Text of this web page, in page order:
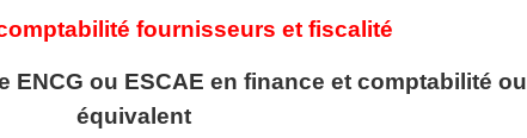
fournisseurs et fiscalité
ENCG ou ESCAE en finance et comptabilité ou
équivalent